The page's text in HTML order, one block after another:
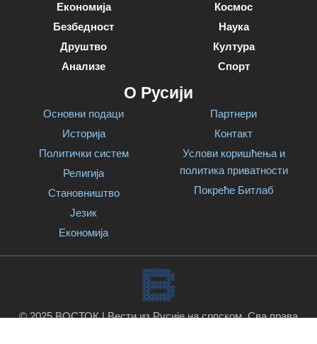
Економија
Безбедност
Друштво
Анализе
Космос
Наука
Култура
Спорт
О Русији
Основни подаци
Историја
Политички систем
Религија
Становништво
Језик
Економија
Партнери
Контакт
Услови коришћења и
политика приватности
Покреће Битлаб
© 2025 ВОСТОК | Вести из Русије на српском. Сва права